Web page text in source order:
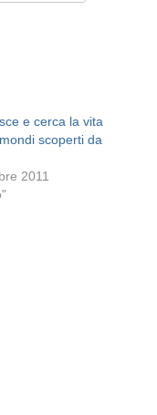
e cerca la vita
scoperti da
2011